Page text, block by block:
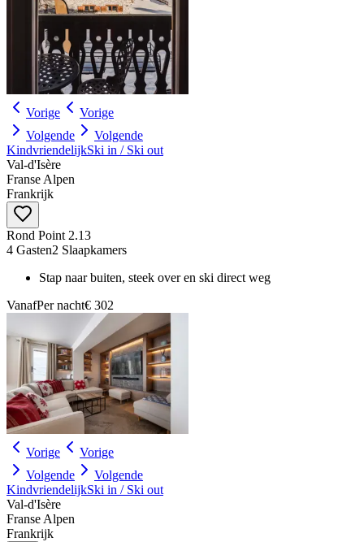
Vorige
Vorige
Volgende
Volgende
KindvriendelijkSki in / Ski out
Val‑d'Isère
Franse Alpen
Frankrijk
Rond Point 2.13
4 Gasten2 Slaapkamers
Stap naar buiten, steek over en ski direct weg
VanafPer nacht€ 302
Vorige
Vorige
Volgende
Volgende
KindvriendelijkSki in / Ski out
Val‑d'Isère
Franse Alpen
Frankrijk